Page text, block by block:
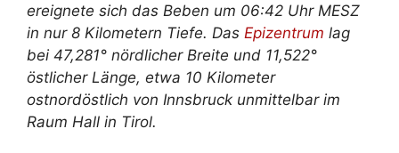
ereignete sich das Beben um 06:42 Uhr MESZ
in nur 8 Kilometern Tiefe. Das Epizentrum lag
bei 47,281° nördlicher Breite und 11,522°
östlicher Länge, etwa 10 Kilometer
ostnordöstlich von Innsbruck unmittelbar im
Raum Hall in Tirol.